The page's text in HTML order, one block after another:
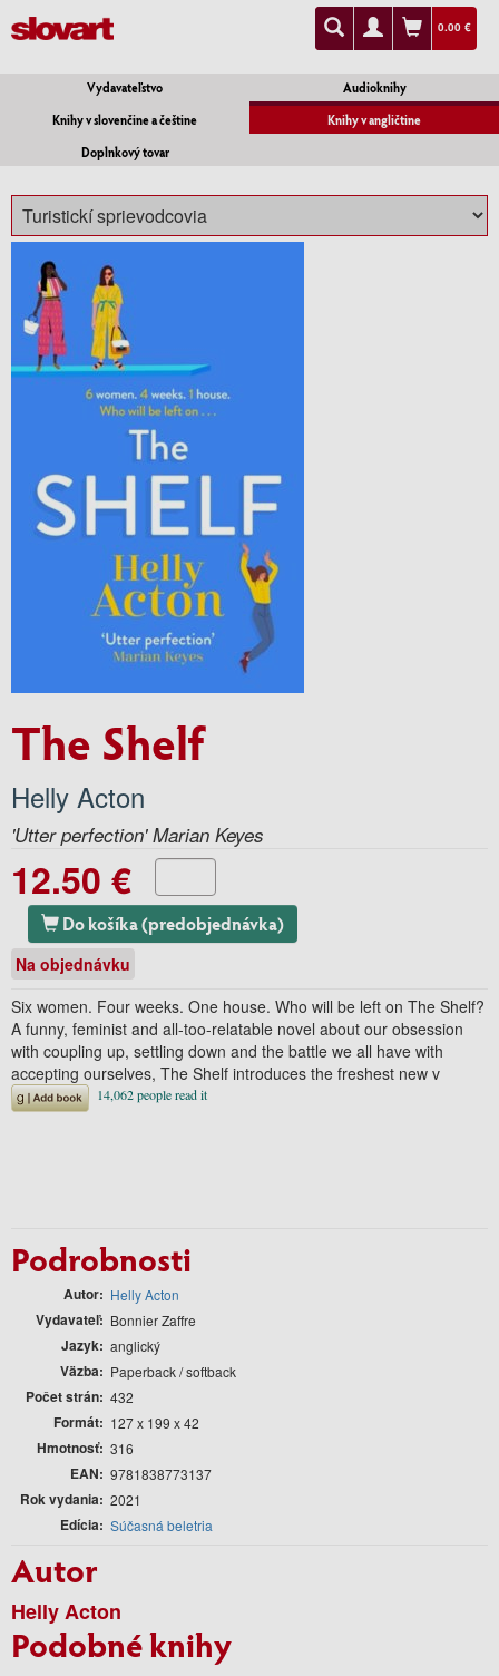
0.00 €
Vydavateľstvo
Audioknihy
Knihy v slovenčine a češtine
Knihy v angličtine
Doplnkový tovar
The Shelf
Helly Acton
'Utter perfection' Marian Keyes
12.50 €
Do košíka (predobjednávka)
Na objednávku
Six women. Four weeks. One house. Who will be left on The Shelf?
A funny, feminist and all-too-relatable novel about our obsession
with coupling up, settling down and the battle we all have with
accepting ourselves, The Shelf introduces the freshest new v
Podrobnosti
Autor Helly Acton
Vydavateľ Bonnier Zaffre
Jazyk anglický
Väzba Paperback / softback
Počet strán 432
Formát 127 x 199 x 42
Hmotnosť 316
EAN 9781838773137
Rok vydania 2021
Edícia Súčasná beletria
Autor
Helly Acton
Podobné knihy